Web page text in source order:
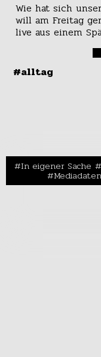
Wie hat sich
will am Freitag
live aus einem
#alltag
In eigener Sache
Mediadaten